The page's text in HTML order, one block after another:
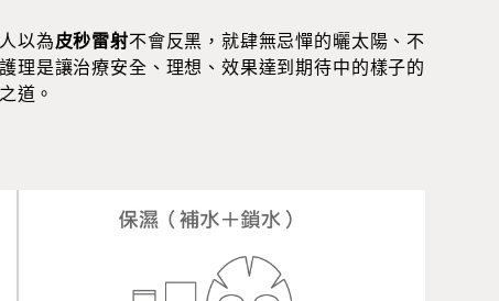
以為皮秒雷射不會反黑，就肆無忌憚的曬太陽、不
理是讓治療安全、理想、效果達到期待中的樣子的
道。